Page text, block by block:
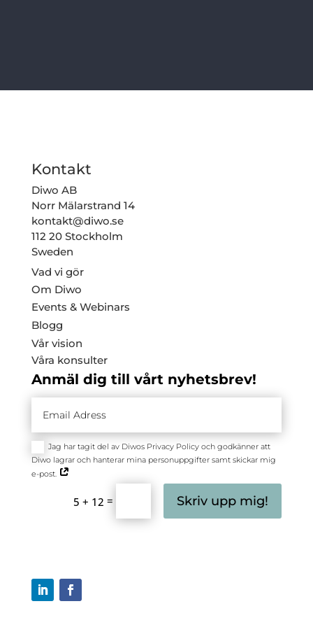
Kontakt
Diwo AB
Norr Mälarstrand 14
kontakt@diwo.se
112 20 Stockholm
Sweden
Vad vi gör
Om Diwo
Events & Webinars
Blogg
Vår vision
Våra konsulter
Anmäl dig till vårt nyhetsbrev!
Jag har tagit del av Diwos Privacy Policy och godkänner att
Diwo lagrar och hanterar mina personuppgifter samt skickar mig
e-post.
5 + 12 = Skriv upp mig!